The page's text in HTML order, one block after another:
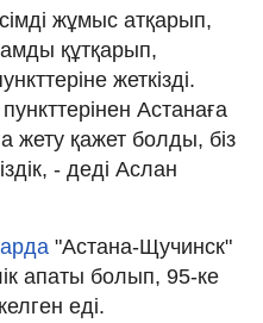
жұмыс атқарып,
құтқарып,
жеткізді.
Астанаға
жету қажет болды, біз
- деді Аслан
"Астана-Щучинск"
апаты болып, 95-ке
еді.